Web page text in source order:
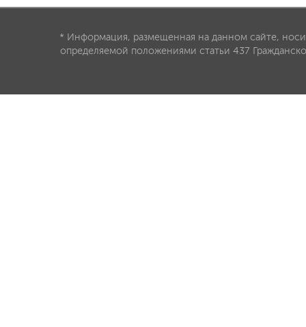
* Информация, размещенная на данном сайте,
определяемой положениями статьи 437